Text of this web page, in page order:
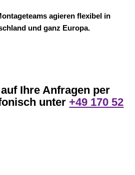
agieren flexibel in
und ganz Europa.
Ihre Anfragen per
unter +49 170 52